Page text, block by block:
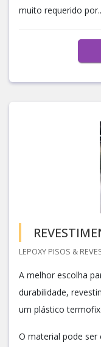
muito requerido
LEPOXY PISOS &
A melhor escolha
durabilidade,
um plástico
O material pode